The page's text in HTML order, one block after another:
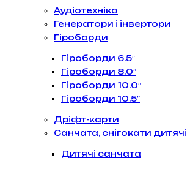
Аудіотехніка
Генератори і інвертори
Гіроборди
Гіроборди 6.5″
Гіроборди 8.0″
Гіроборди 10.0″
Гіроборди 10.5″
Дріфт-карти
Санчата, снігокати дитячі
Дитячі санчата